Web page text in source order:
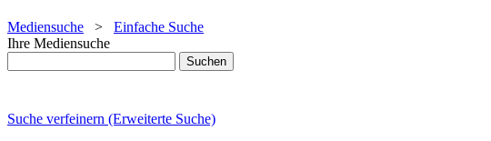
Mediensuche > Einfache Suche
Ihre Mediensuche
Suche verfeinern (Erweiterte Suche)